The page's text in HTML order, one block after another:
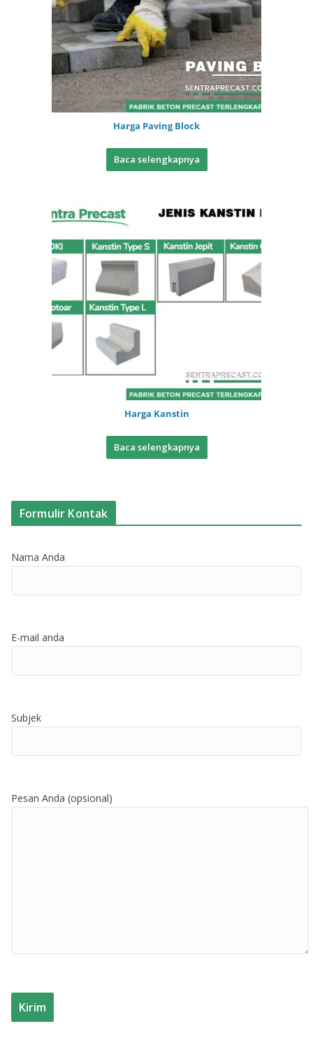
Harga Paving Block
Baca selengkapnya
Harga Kanstin
Baca selengkapnya
Formulir Kontak
Nama Anda
E-mail anda
Subjek
Pesan Anda (opsional)